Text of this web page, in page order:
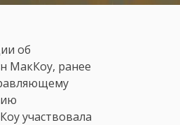
об
МакКоу, ранее
участвовала